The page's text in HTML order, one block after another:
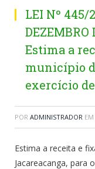
LEI Nº 445/
DEZEMBRO
Estima a
município
exercício de
POR ADMINISTRADOR EM
Estima a receita e
Jacareacanga, para